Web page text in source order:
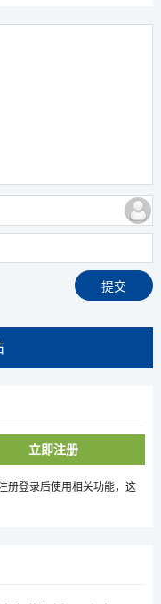
立即注册
册登录后使用相关功能，这